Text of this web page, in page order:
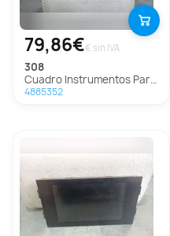
79,86€€ sin IVA
308
Cuadro Instrumentos Para Peugeot 308
4885352